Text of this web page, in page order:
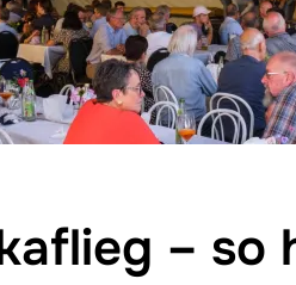
–